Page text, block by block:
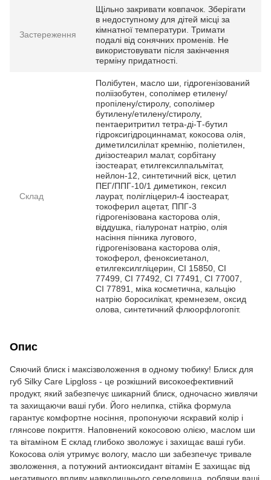
Застереження
Щільно закривати ковпачок. Зберігати
в недоступному для дітей місці за
кімнатної температури. Тримати
подалі від сонячних променів. Не
використовувати після закінчення
терміну придатності.
Склад
Полібутен, масло ши, гідрогенізований
поліізобутен, сополімер етилену/
пропілену/стиролу, сополімер
бутилену/етилену/стиролу,
пентаеритритил тетра-ді-Т-бутил
гідроксигідроциннамат, кокосова олія,
диметилсилілат кремнію, поліетилен,
диізостеарил малат, сорбітану
ізостеарат, етилгексилпальмітат,
нейлон-12, синтетичний віск, цетил
ПЕГ/ППГ-10/1 диметикон, гексил
лаурат, полігліцерил-4 ізостеарат,
токоферил ацетат, ППГ-3
гідрогенізована касторова олія,
віддушка, гіалуронат натрію, олія
насіння пінника лугового,
гідрогенізована касторова олія,
токоферол, феноксиетанол,
етилгексилгліцерин, CI 15850, CI
77499, CI 77492, CI 77491, CI 77007,
CI 77891, міка косметична, кальцію
натрію боросилікат, кремнезем, оксид
олова, синтетичний флюорфлогопіт.
Опис
Сяючий блиск і максізволоження в одному тюбику! Блиск для
губ Silky Care Lipgloss - це розкішний високоефективний
продукт, який забезпечує шикарний блиск, одночасно живлячи
та захищаючи ваші губи. Його нелипка, стійка формула
гарантує комфортне носіння, пропонуючи яскравий колір і
глянсове покриття. Наповнений кокосовою олією, маслом ши
та вітаміном Е склад глибоко зволожує і захищає ваші губи.
Кокосова олія утримує вологу, масло ши забезпечує тривале
зволоження, а потужний антиоксидант вітамін Е захищає від